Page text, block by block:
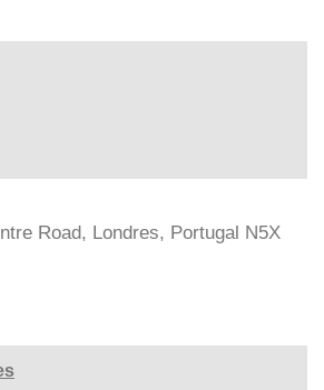
Road, Londres, Portugal N5X